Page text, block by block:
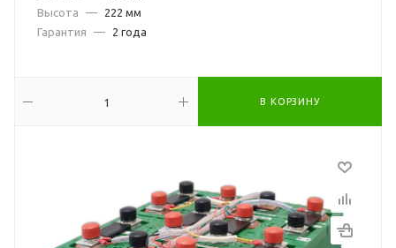
Высота
—
222 мм
Гарантия
— 2 года
В КОРЗИНУ